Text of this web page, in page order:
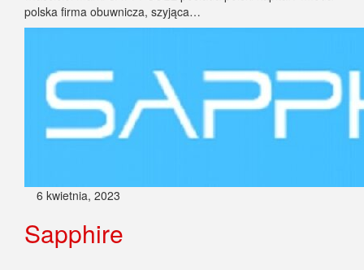
polska firma obuwnicza, szyjąca…
6 kwietnia, 2023
Sapphire